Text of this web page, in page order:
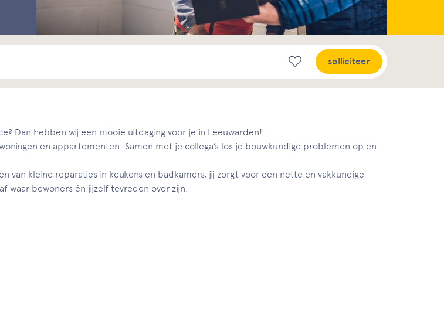
solliciteer
Dan hebben wij een mooie uitdaging voor je in Leeuwarden!
en appartementen. Samen met je collega’s los je bouwkundige problemen op en
van kleine reparaties in keukens en badkamers, jij zorgt voor een nette en vakkundige
waar bewoners én jijzelf tevreden over zijn.